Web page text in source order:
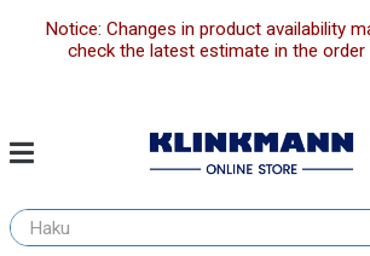
Notice: Changes in product availability
check the latest estimate in the